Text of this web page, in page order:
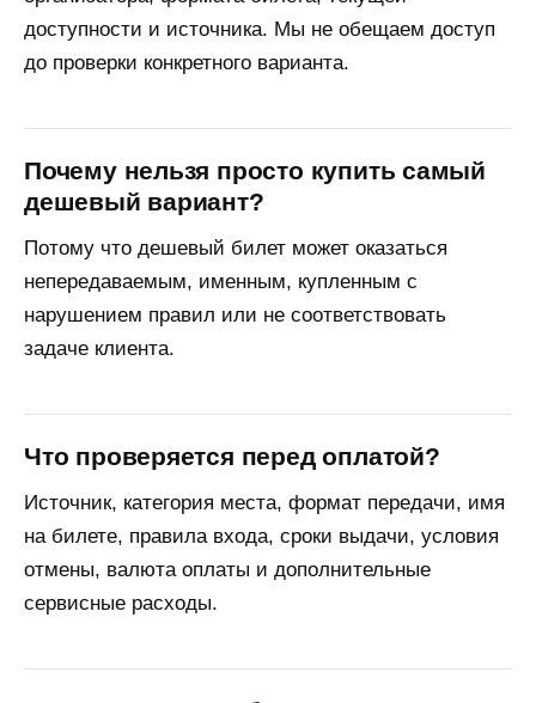
доступности и источника. Мы не обещаем доступ
до проверки конкретного варианта.
Почему нельзя просто купить самый
дешевый вариант?
Потому что дешевый билет может оказаться
непередаваемым, именным, купленным с
нарушением правил или не соответствовать
задаче клиента.
Что проверяется перед оплатой?
Источник, категория места, формат передачи, имя
на билете, правила входа, сроки выдачи, условия
отмены, валюта оплаты и дополнительные
сервисные расходы.
исключением условий, прямо указанных на
странице «Публичная оферта». Обработка
соответствии сПолитикой обработки